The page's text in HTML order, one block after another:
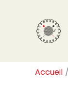
Accueil